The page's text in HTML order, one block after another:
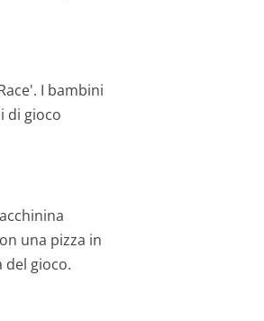
I bambini
di gioco
una pizza in
gioco.